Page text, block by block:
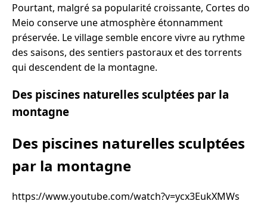
Pourtant, malgré sa popularité croissante, Cortes do
Meio conserve une atmosphère étonnamment
préservée. Le village semble encore vivre au rythme
des saisons, des sentiers pastoraux et des torrents
qui descendent de la montagne.
Des piscines naturelles sculptées par la
montagne
Des piscines naturelles sculptées
par la montagne
https://www.youtube.com/watch?v=ycx3EukXMWs